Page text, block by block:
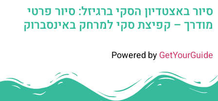
סיור באצטדיון הסקי ברגיזל: סיור פרטי
מודרך – קפיצת סקי למרחק באינסברוק
Powered byGetYourGuide